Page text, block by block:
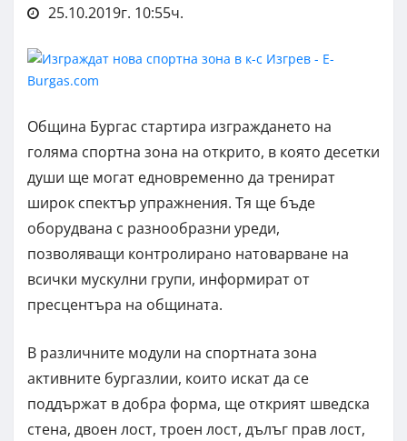
25.10.2019г. 10:55ч.
Община Бургас стартира изграждането на
голяма спортна зона на открито, в която десетки
души ще могат едновременно да тренират
широк спектър упражнения. Тя ще бъде
оборудвана с разнообразни уреди,
позволяващи контролирано натоварване на
всички мускулни групи, информират от
пресцентъра на общината.
В различните модули на спортната зона
активните бургазлии, които искат да се
поддържат в добра форма, ще открият шведска
стена, двоен лост, троен лост, дълъг прав лост,